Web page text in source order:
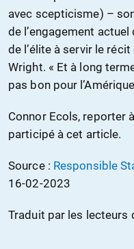
avec scepticisme) –
de l’engagement
de l’élite à servir le
Wright. « Et à long
pas bon pour
Connor Ecols, reporter à
participé à cet article.
Source : Responsible
16-02-2023
Traduit par les lecteurs